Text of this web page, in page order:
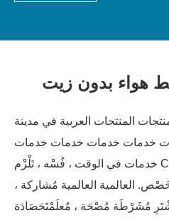
هواء بدون زيت
المنتجات العربية في مدينة
خدمات خدمات خدمات خدمات
خدمات في الوقت ، فُسْه ، تَلْزْم CFAIR تاريخ الطلب ،
العالمية العالمية مُشاركة ،
مُشَرْطَة مُصْحَة ، مُعلَمْتَحَصَادَة